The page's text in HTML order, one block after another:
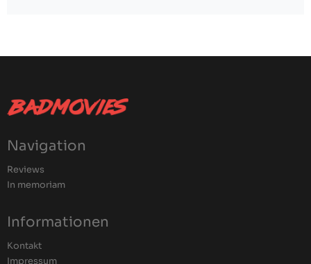
Navigation
Reviews
In memoriam
Informationen
Kontakt
Impressum